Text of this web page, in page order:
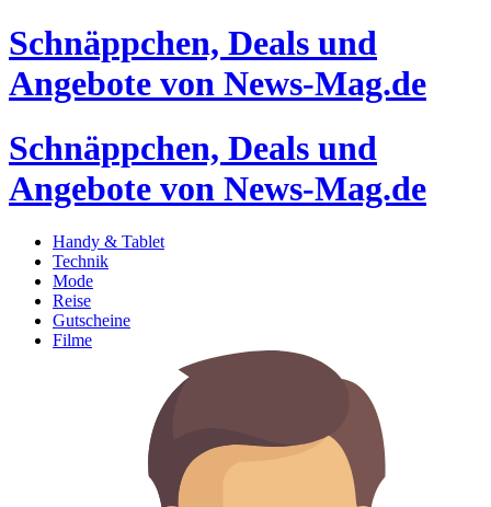
Schnäppchen, Deals und
Angebote von News-Mag.de
Schnäppchen, Deals und
Angebote von News-Mag.de
Handy & Tablet
Technik
Mode
Reise
Gutscheine
Filme